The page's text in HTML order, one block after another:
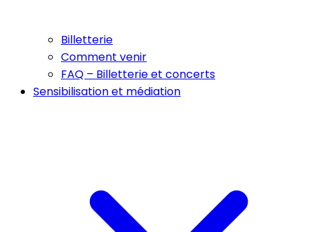
Billetterie
Comment venir
FAQ – Billetterie et concerts
Sensibilisation et médiation